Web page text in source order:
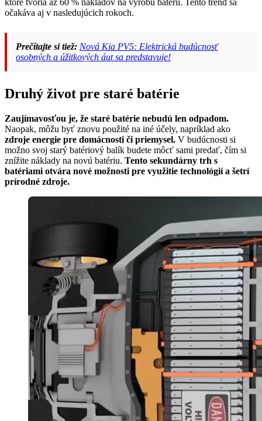
ktoré tvoria až 60 % nákladov na výrobu batérií. Tento trend sa
očakáva aj v nasledujúcich rokoch.
Prečítajte si tiež: Nová Kia PV5: Elektrická budúcnosť
osobných a úžitkových áut sa predstavuje!
Druhý život pre staré batérie
Zaujímavosťou je, že staré batérie nebudú len odpadom.
Naopak, môžu byť znovu použité na iné účely, napríklad ako
zdroje energie pre domácnosti či priemysel. V budúcnosti si
možno svoj starý batériový balík budete môcť sami predať, čím si
znížite náklady na novú batériu. Tento sekundárny trh s
batériami otvára nové možnosti pre využitie technológií a šetrí
prírodné zdroje.